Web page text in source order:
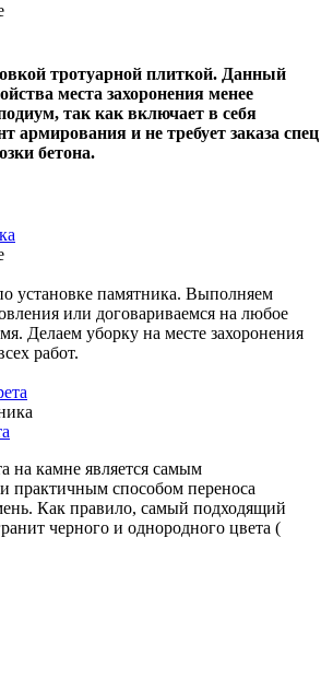
тротуарной плиткой. Данный
места захоронения менее
так как включает в себя
армирования и не требует заказа спец
бетона.
установке памятника. Выполняем
или договариваемся на любое
Делаем уборку на месте захоронения
работ.
на камне является самым
практичным способом переноса
Как правило, самый подходящий
черного и однородного цвета (